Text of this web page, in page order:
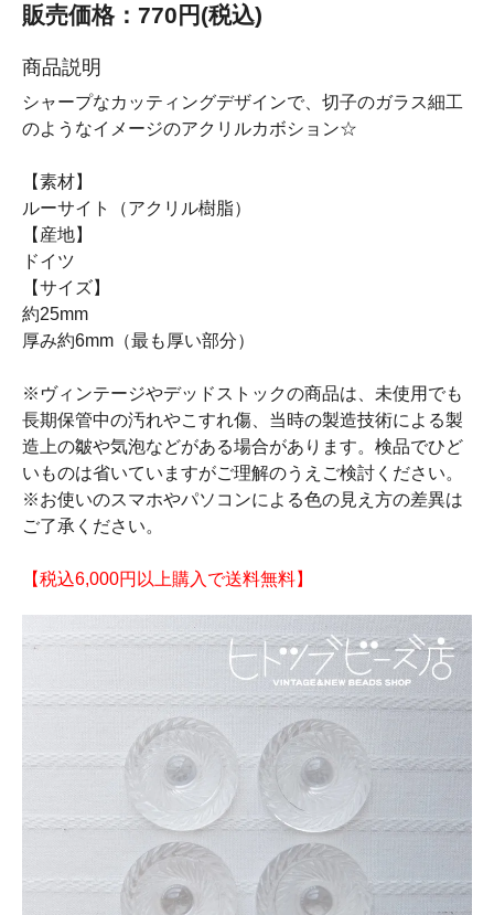
販売価格：770円(税込)
商品説明
シャープなカッティングデザインで、切子のガラス細工
のようなイメージのアクリルカボション☆
【素材】
ルーサイト（アクリル樹脂）
【産地】
ドイツ
【サイズ】
約25mm
厚み約6mm（最も厚い部分）
※ヴィンテージやデッドストックの商品は、未使用でも
長期保管中の汚れやこすれ傷、当時の製造技術による製
造上の皺や気泡などがある場合があります。検品でひど
いものは省いていますがご理解のうえご検討ください。
※お使いのスマホやパソコンによる色の見え方の差異は
ご了承ください。
【税込6,000円以上購入で送料無料】